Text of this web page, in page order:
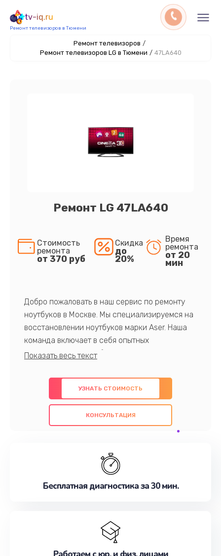
tv-iq.ru
Ремонт телевизоров в Тюмени
Ремонт телевизоров /
Ремонт телевизоров LG в Тюмени / 47LA640
Ремонт LG 47LA640
Стоимость
ремонта
от 370 руб
Скидка
до
20%
Время
ремонта
от 20
мин
Добро пожаловать в наш сервис по ремонту
ноутбуков в Москве. Мы специализируемся на
восстановлении ноутбуков марки Aser. Наша
команда включает в себя опытных
профессионалов с обширными знаниями и
предлагаем быстрый и качественный ремонт с
использованием оригинальных компонентов, а
также гарантируем качество всех
проведенных работ. Наша цель - предоставить
наилучшим образом. Не медлите записаться на
УЗНАТЬ СТОИМОСТЬ
КОНСУЛЬТАЦИЯ
Бесплатная диагностика за 30 мин.